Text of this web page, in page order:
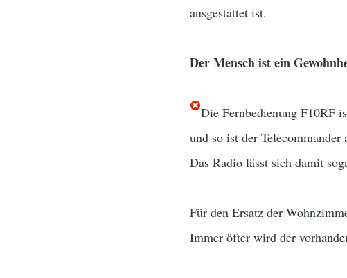
ausgestattet ist.
Der Mensch ist ein
Die Fernbedienung F10RF
und so ist der
Das Radio lässt sich damit
Für den Ersatz der
Immer öfter wird der